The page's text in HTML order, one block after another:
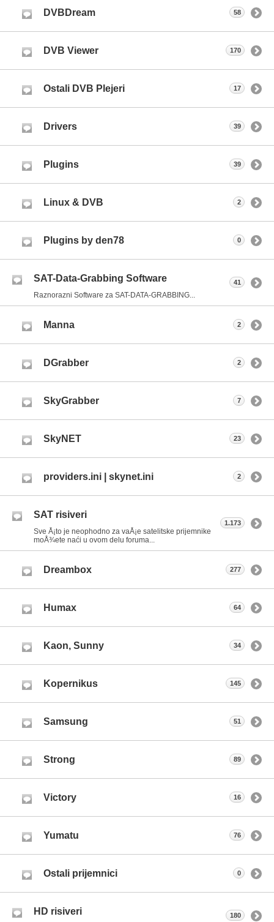
DVBDream 58
DVB Viewer 170
Ostali DVB Plejeri 17
Drivers 39
Plugins 39
Linux & DVB 2
Plugins by den78 0
SAT-Data-Grabbing Software
Raznorazni Software za SAT-DATA-GRABBING...
41
Manna 2
DGrabber 2
SkyGrabber 7
SkyNET 23
providers.ini | skynet.ini 2
SAT risiveri
Sve Å¡to je neophodno za vaÅ¡e satelitske prijemnike
moÅ¾ete naći u ovom delu foruma...
1.173
Dreambox 277
Humax 64
Kaon, Sunny 34
Kopernikus 145
Samsung 51
Strong 89
Victory 16
Yumatu 76
Ostali prijemnici 0
HD risiveri 180